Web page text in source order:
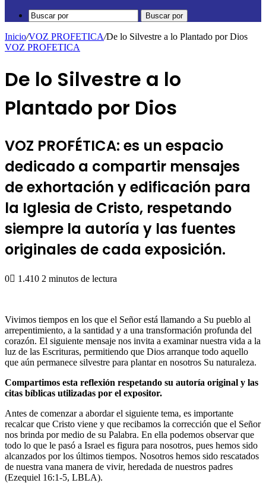
Buscar por
Inicio/VOZ PROFETICA/De lo Silvestre a lo Plantado por Dios
VOZ PROFETICA
De lo Silvestre a lo
Plantado por Dios
VOZ PROFÉTICA: es un espacio
dedicado a compartir mensajes
de exhortación y edificación para
la Iglesia de Cristo, respetando
siempre la autoría y las fuentes
originales de cada exposición.
0 1.410 2 minutos de lectura
Vivimos tiempos en los que el Señor está llamando a Su pueblo al
arrepentimiento, a la santidad y a una transformación profunda del
corazón. El siguiente mensaje nos invita a examinar nuestra vida a la
luz de las Escrituras, permitiendo que Dios arranque todo aquello
que aún permanece silvestre para plantar en nosotros Su naturaleza.
Compartimos esta reflexión respetando su autoría original y las
citas bíblicas utilizadas por el expositor.
Antes de comenzar a abordar el siguiente tema, es importante
recalcar que Cristo viene y que recibamos la corrección que el Señor
nos brinda por medio de su Palabra. En ella podemos observar que
todo lo que le pasó a Israel es figura para nosotros, pues hemos sido
alcanzados por los últimos tiempos. Nosotros hemos sido rescatados
de nuestra vana manera de vivir, heredada de nuestros padres
(Ezequiel 16:1-5, LBLA).